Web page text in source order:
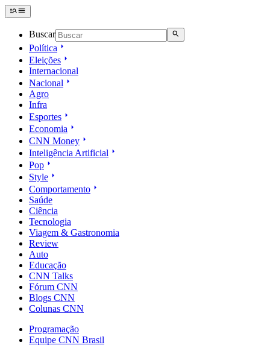
Buscar
Política
Eleições
Internacional
Nacional
Agro
Infra
Esportes
Economia
CNN Money
Inteligência Artificial
Pop
Style
Comportamento
Saúde
Ciência
Tecnologia
Viagem & Gastronomia
Review
Auto
Educação
CNN Talks
Fórum CNN
Blogs CNN
Colunas CNN
Programação
Equipe CNN Brasil